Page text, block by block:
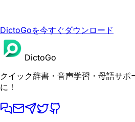
DictoGoを今すぐダウンロード
DictoGo
クイック辞書・音声学習・母語サ
に！